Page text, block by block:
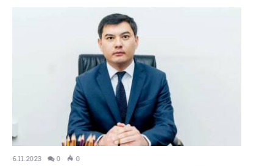
01.11.2023 0